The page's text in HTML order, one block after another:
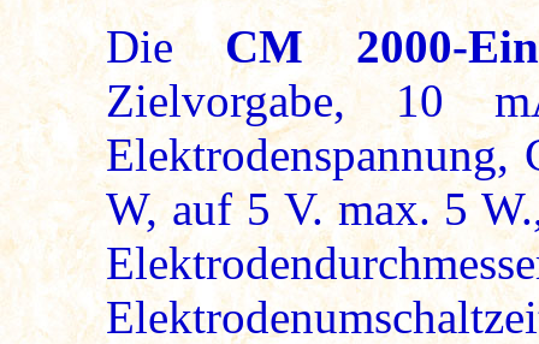
DieCM 2000-
Zielvorgabe, 10
W, auf 5 V. max. 5